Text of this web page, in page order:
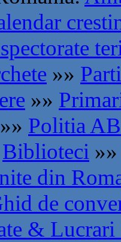
»»
»»
»» Politia
Biblioteci »»
din
de
&